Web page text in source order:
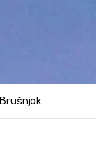
Brušnjak